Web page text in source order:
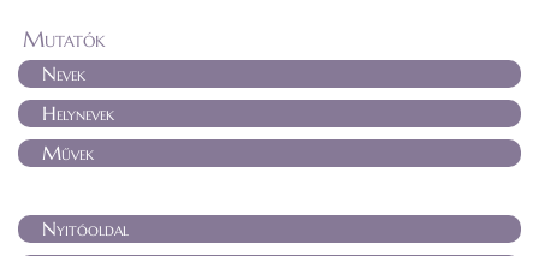
Mutatók
Nevek
Helynevek
Művek
Nyitóoldal